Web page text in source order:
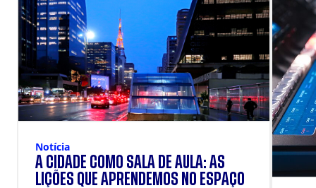
Notícia
A CIDADE COMO SALA DE AULA: AS
LIÇÕES QUE APRENDEMOS NO ESPAÇO